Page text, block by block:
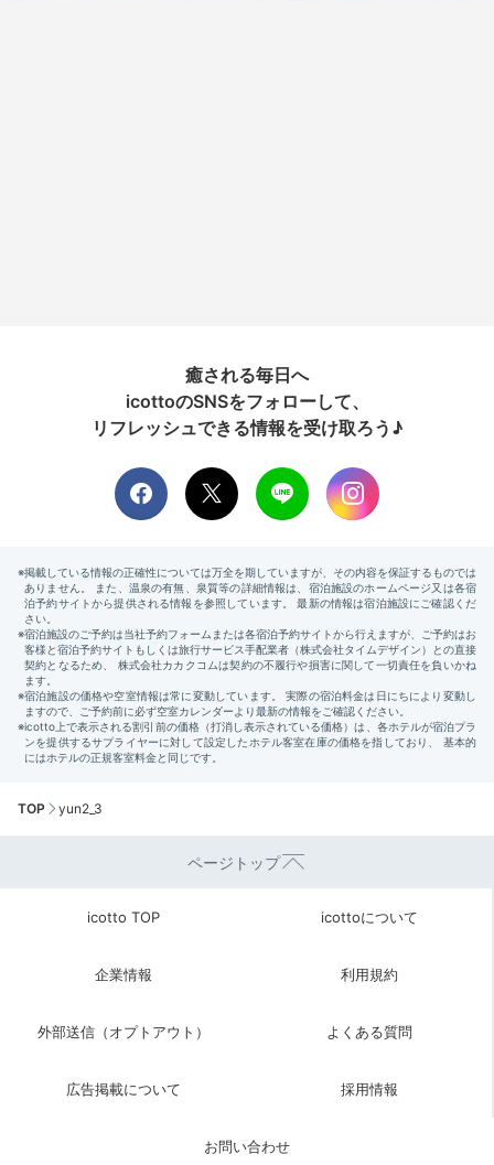
癒される毎日へ
icottoのSNSをフォローして、
リフレッシュできる情報を受け取ろう♪
TOP yun2_3
ページトップ
icotto TOP icottoについて
企業情報 利用規約
外部送信（オプトアウト） よくある質問
広告掲載について 採用情報
お問い合わせ